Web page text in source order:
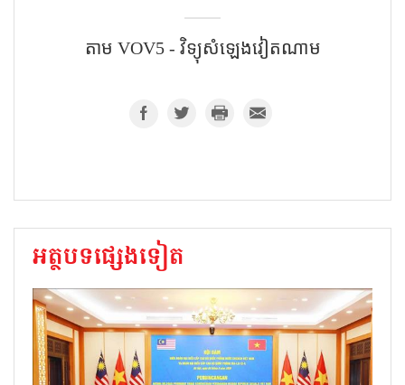
តាម VOV5 - វិទ្យុសំឡេង​វៀតណាម
អត្ថបទផ្សេងទៀត